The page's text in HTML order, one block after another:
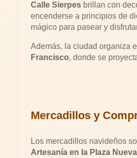
Calle Sierpes brillan con
encenderse a principios de
mágico para pasear y
Además, la ciudad organiza
Francisco, donde se
Mercadillos y
Los mercadillos navideños
Artesanía en la Plaza Nueva